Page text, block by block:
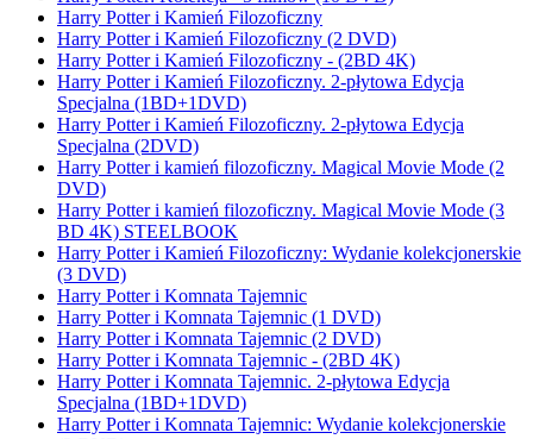
Harry Potter i Kamień Filozoficzny
Harry Potter i Kamień Filozoficzny (2 DVD)
Harry Potter i Kamień Filozoficzny - (2BD 4K)
Harry Potter i Kamień Filozoficzny. 2-płytowa Edycja
Specjalna (1BD+1DVD)
Harry Potter i Kamień Filozoficzny. 2-płytowa Edycja
Specjalna (2DVD)
Harry Potter i kamień filozoficzny. Magical Movie Mode (2
DVD)
Harry Potter i kamień filozoficzny. Magical Movie Mode (3
BD 4K) STEELBOOK
Harry Potter i Kamień Filozoficzny: Wydanie kolekcjonerskie
(3 DVD)
Harry Potter i Komnata Tajemnic
Harry Potter i Komnata Tajemnic (1 DVD)
Harry Potter i Komnata Tajemnic (2 DVD)
Harry Potter i Komnata Tajemnic - (2BD 4K)
Harry Potter i Komnata Tajemnic. 2-płytowa Edycja
Specjalna (1BD+1DVD)
Harry Potter i Komnata Tajemnic: Wydanie kolekcjonerskie